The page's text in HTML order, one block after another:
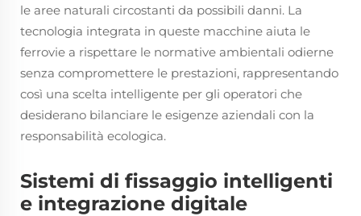
le aree naturali circostanti da possibili danni. La
tecnologia integrata in queste macchine aiuta le
ferrovie a rispettare le normative ambientali odierne
senza compromettere le prestazioni, rappresentando
così una scelta intelligente per gli operatori che
desiderano bilanciare le esigenze aziendali con la
responsabilità ecologica.
Sistemi di fissaggio intelligenti
e integrazione digitale